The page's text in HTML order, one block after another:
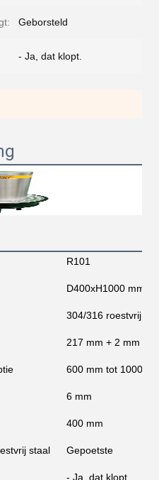
Geborsteld
- Ja, dat klopt.
R101
D400xH1000 mm
304/316 roestvrij
217 mm + 2 mm
600 mm tot 1000
6 mm
400 mm
staal Gepoetste
- Ja, dat klopt.